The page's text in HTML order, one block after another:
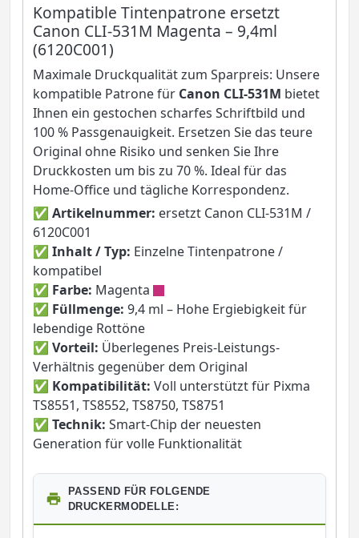
Kompatible Tintenpatrone ersetzt
Canon CLI-531M Magenta – 9,4ml
(6120C001)
Maximale Druckqualität zum Sparpreis: Unsere
kompatible Patrone für Canon CLI-531M bietet
Ihnen ein gestochen scharfes Schriftbild und
100 % Passgenauigkeit. Ersetzen Sie das teure
Original ohne Risiko und senken Sie Ihre
Druckkosten um bis zu 70 %. Ideal für das
Home-Office und tägliche Korrespondenz.
✅ Artikelnummer: ersetzt Canon CLI-531M /
6120C001
✅ Inhalt / Typ: Einzelne Tintenpatrone /
kompatibel
✅ Farbe: Magenta
✅ Füllmenge: 9,4 ml – Hohe Ergiebigkeit für
lebendige Rottöne
✅ Vorteil: Überlegenes Preis-Leistungs-
Verhältnis gegenüber dem Original
✅ Kompatibilität: Voll unterstützt für Pixma
TS8551, TS8552, TS8750, TS8751
✅ Technik: Smart-Chip der neuesten
Generation für volle Funktionalität
PASSEND FÜR FOLGENDE
DRUCKERMODELLE: